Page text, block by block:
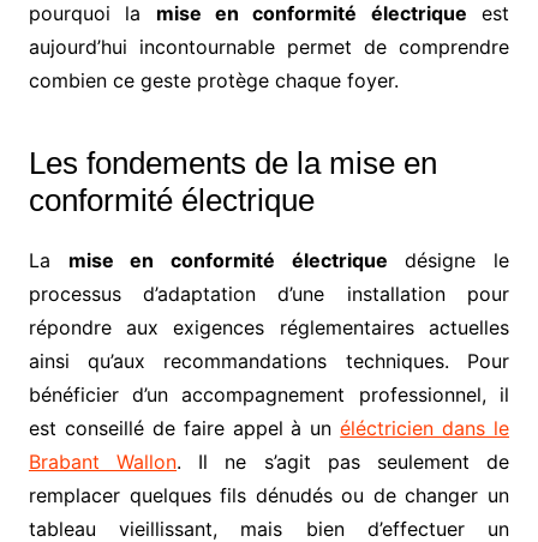
pourquoi la mise en conformité électrique est
aujourd’hui incontournable permet de comprendre
combien ce geste protège chaque foyer.
Les fondements de la mise en
conformité électrique
La mise en conformité électrique désigne le
processus d’adaptation d’une installation pour
répondre aux exigences réglementaires actuelles
ainsi qu’aux recommandations techniques. Pour
bénéficier d’un accompagnement professionnel, il
est conseillé de faire appel à unéléctricien dans le
Brabant Wallon. Il ne s’agit pas seulement de
remplacer quelques fils dénudés ou de changer un
tableau vieillissant, mais bien d’effectuer un